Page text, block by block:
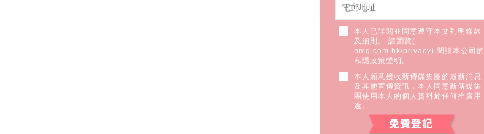
本人已詳閱並同意遵守本文列明條款
及細則。 請瀏覽(
nmg.com.hk/privacy) 閱讀本公司的
私隱政策聲明。
本人願意接收新傳媒集團的最新消息
及其他宣傳資訊，本人同意新傳媒集
團使用本人的個人資料於任何推廣用
途。